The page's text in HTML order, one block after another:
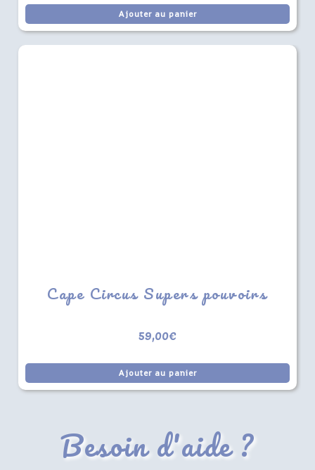
Ajouter au panier
Cape Circus Supers pouvoirs
59,00€
Ajouter au panier
Besoin d'aide ?